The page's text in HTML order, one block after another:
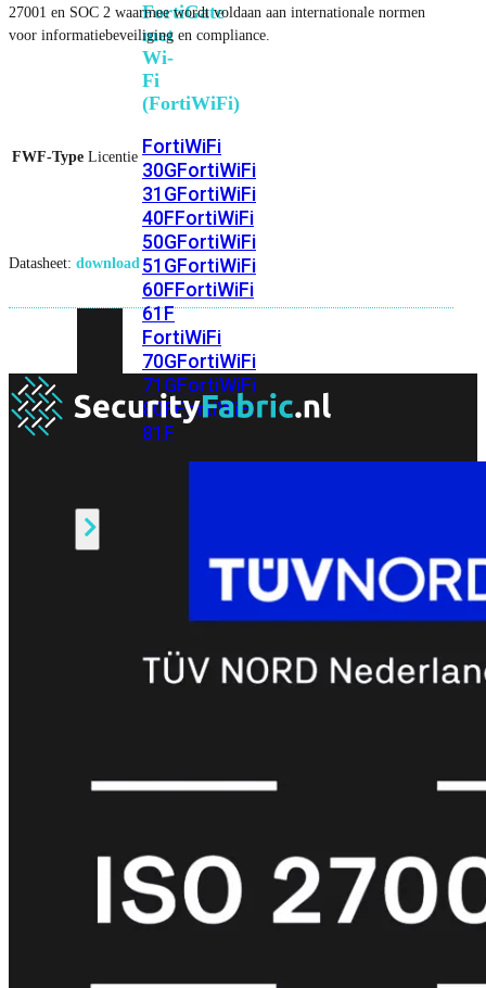
FortiGate
met
Wi-
Fi
(FortiWiFi)
FortiWiFi
30GFortiWiFi
31GFortiWiFi
40FFortiWiFi
50GFortiWiFi
51GFortiWiFi
60FFortiWiFi
61F
FortiWiFi
70GFortiWiFi
71GFortiWiFi
80FFortiWiFi
81F
FortiCare
Support
EliteFortiCare
FortiCare
RMA
27001 en SOC 2 waarmee wordt voldaan aan internationale normen
voor informatiebeveiliging en compliance.
FWF-Type Licentie
Datasheet: download